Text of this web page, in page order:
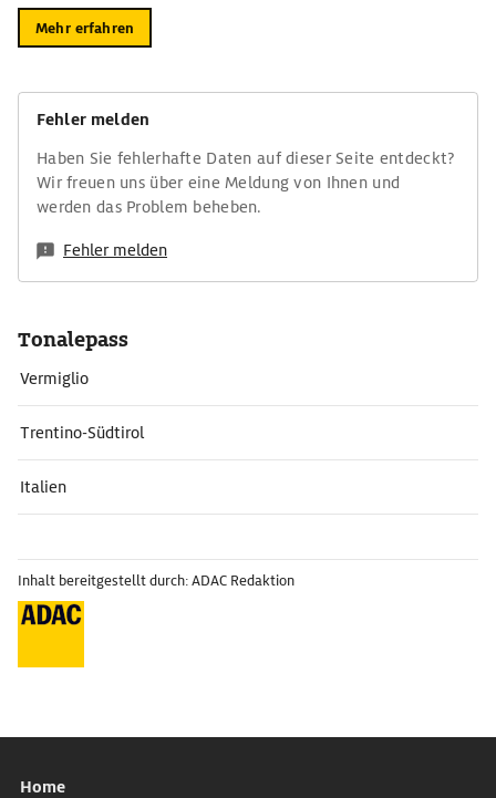
Mehr erfahren
Fehler melden
Haben Sie fehlerhafte Daten auf dieser Seite entdeckt?
Wir freuen uns über eine Meldung von Ihnen und
werden das Problem beheben.
Fehler melden
Tonalepass
Vermiglio
Trentino-Südtirol
Italien
Inhalt bereitgestellt durch: ADAC Redaktion
Home